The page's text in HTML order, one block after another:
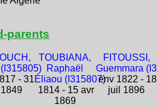
parents
- 31
TOUBIANA,
Raphaël
Éliaou (I315807)
1814 - 15 avr
1869
FITOUSSI,
Guemmara
env 1822 - 18
juil 1896